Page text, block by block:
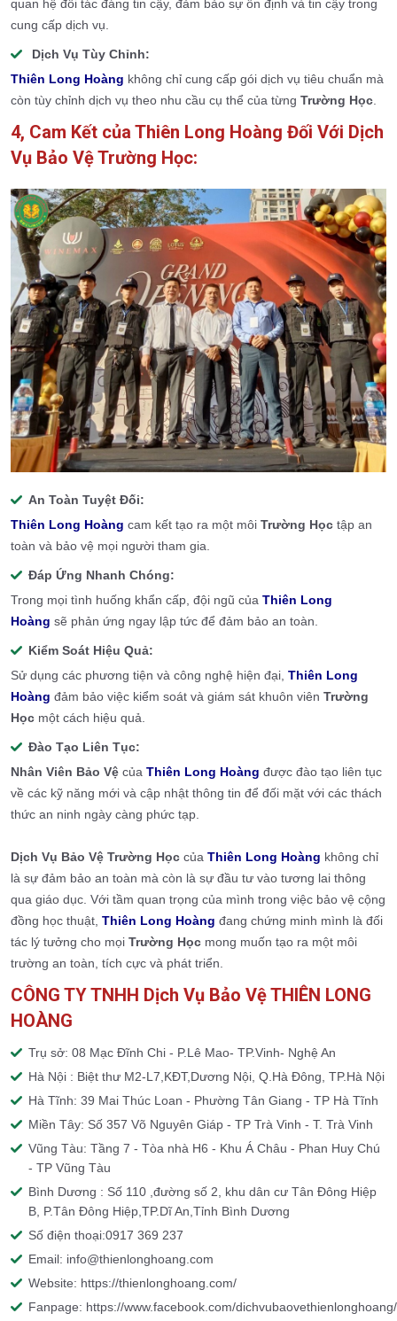
quan hệ đối tác đáng tin cậy, đảm bảo sự ổn định và tin cậy trong
cung cấp dịch vụ.
Dịch Vụ Tùy Chỉnh:
Thiên Long Hoàng không chỉ cung cấp gói dịch vụ tiêu chuẩn mà
còn tùy chỉnh dịch vụ theo nhu cầu cụ thể của từng Trường Học.
4, Cam Kết của Thiên Long Hoàng Đối Với Dịch
Vụ Bảo Vệ Trường Học:
An Toàn Tuyệt Đối:
Thiên Long Hoàng cam kết tạo ra một môi Trường Học tập an
toàn và bảo vệ mọi người tham gia.
Đáp Ứng Nhanh Chóng:
Trong mọi tình huống khẩn cấp, đội ngũ của Thiên Long
Hoàng sẽ phản ứng ngay lập tức để đảm bảo an toàn.
Kiểm Soát Hiệu Quả:
Sử dụng các phương tiện và công nghệ hiện đại, Thiên Long
Hoàng đảm bảo việc kiểm soát và giám sát khuôn viên Trường
Học một cách hiệu quả.
Đào Tạo Liên Tục:
Nhân Viên Bảo Vệ của Thiên Long Hoàng được đào tạo liên tục
về các kỹ năng mới và cập nhật thông tin để đối mặt với các thách
thức an ninh ngày càng phức tạp.
Dịch Vụ Bảo Vệ Trường Học của Thiên Long Hoàng không chỉ
là sự đảm bảo an toàn mà còn là sự đầu tư vào tương lai thông
qua giáo dục. Với tầm quan trọng của mình trong việc bảo vệ cộng
đồng học thuật, Thiên Long Hoàng đang chứng minh mình là đối
tác lý tưởng cho mọi Trường Học mong muốn tạo ra một môi
trường an toàn, tích cực và phát triển.
CÔNG TY TNHH Dịch Vụ Bảo Vệ THIÊN LONG
HOÀNG
Trụ sở: 08 Mạc Đĩnh Chi - P.Lê Mao- TP.Vinh- Nghệ An
Hà Nội : Biệt thư M2-L7,KĐT,Dương Nội, Q.Hà Đông, TP.Hà Nội
Hà Tĩnh: 39 Mai Thúc Loan - Phường Tân Giang - TP Hà Tĩnh
Miền Tây: Số 357 Võ Nguyên Giáp - TP Trà Vinh - T. Trà Vinh
Vũng Tàu: Tầng 7 - Tòa nhà H6 - Khu Á Châu - Phan Huy Chú
- TP Vũng Tàu
Bình Dương : Số 110 ,đường số 2, khu dân cư Tân Đông Hiệp
B, P.Tân Đông Hiệp,TP.Dĩ An,Tỉnh Bình Dương
Số điện thoại:0917 369 237
Email: info@thienlonghoang.com
Website: https://thienlonghoang.com/
Fanpage: https://www.facebook.com/dichvubaovethienlonghoang/